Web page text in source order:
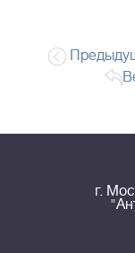
г.